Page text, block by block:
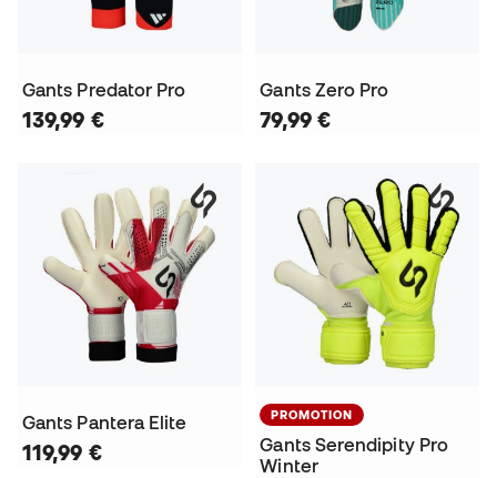
Gants Predator Pro
139,99 €
Gants Zero Pro
79,99 €
Gants Pantera Elite
119,99 €
PROMOTION
Gants Serendipity Pro
Winter